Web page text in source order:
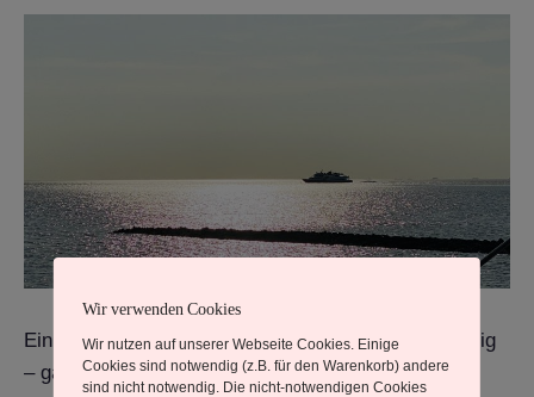
Ein Juni Sonntag, Ausklang auf der Hamburger Hallig
– ganz still, ganz fein.
Wir verwenden Cookies
Wir nutzen auf unserer Webseite Cookies. Einige
Cookies sind notwendig (z.B. für den Warenkorb) andere
sind nicht notwendig. Die nicht-notwendigen Cookies